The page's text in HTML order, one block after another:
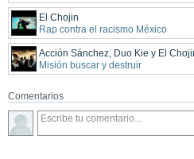
El Chojin
Rap contra el racismo México
Acción Sánchez, Duo Kie y El
Misión buscar y destruir
Comentarios